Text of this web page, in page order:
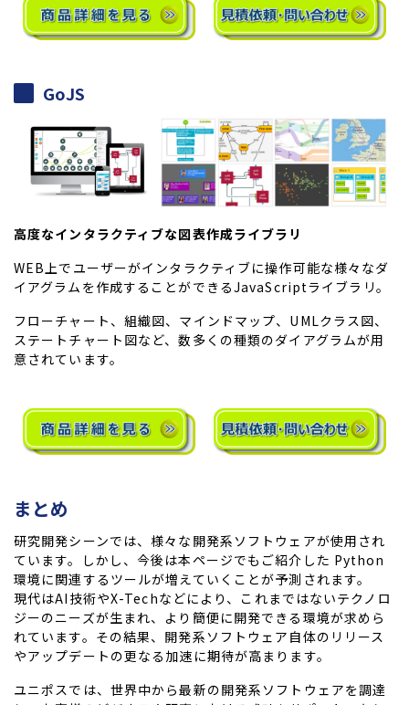
GoJS
高度なインタラクティブな図表作成ライブラリ
WEB上でユーザーがインタラクティブに操作可能な様々なダ
イアグラムを作成することができるJavaScriptライブラリ。
フローチャート、組織図、マインドマップ、UMLクラス図、
ステートチャート図など、数多くの種類のダイアグラムが用
意されています。
まとめ
研究開発シーンでは、様々な開発系ソフトウェアが使用され
ています。しかし、今後は本ページでもご紹介した Python
環境に関連するツールが増えていくことが予測されます。
現代はAI技術やX-Techなどにより、これまではないテクノロ
ジーのニーズが生まれ、より簡便に開発できる環境が求めら
れています。その結果、開発系ソフトウェア自体のリリース
やアップデートの更なる加速に期待が高まります。
ユニポスでは、世界中から最新の開発系ソフトウェアを調達